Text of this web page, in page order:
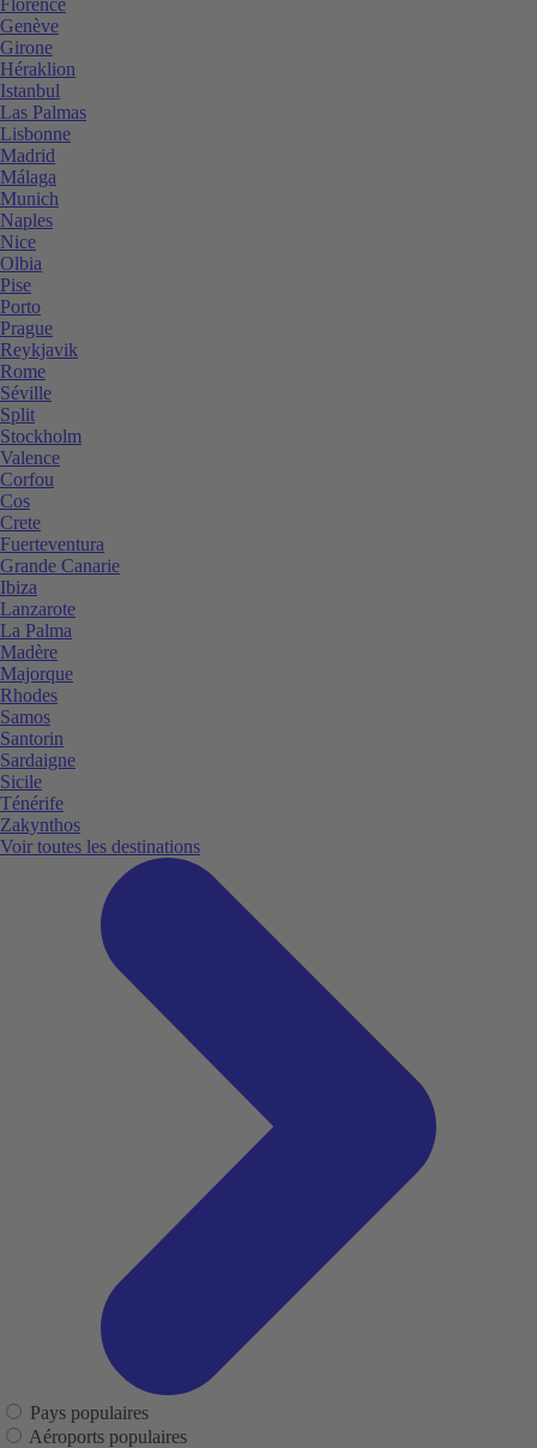
Genève
Girone
Héraklion
Istanbul
Las Palmas
Lisbonne
Madrid
Málaga
Munich
Naples
Nice
Olbia
Pise
Porto
Prague
Reykjavik
Rome
Séville
Split
Stockholm
Valence
Corfou
Cos
Crete
Fuerteventura
Grande Canarie
Ibiza
Lanzarote
La Palma
Madère
Majorque
Rhodes
Samos
Santorin
Sardaigne
Sicile
Ténérife
Zakynthos
Voir toutes les destinations
Pays populaires
Aéroports populaires